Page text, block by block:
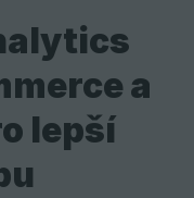
a
lepší